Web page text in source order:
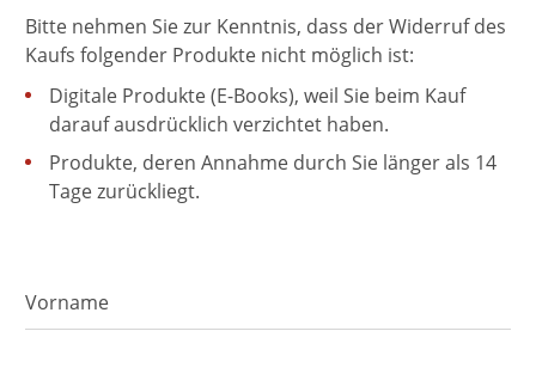
Bitte nehmen Sie zur Kenntnis, dass der Widerruf des
Kaufs folgender Produkte nicht möglich ist:
Digitale Produkte (E-Books), weil Sie beim Kauf
darauf ausdrücklich verzichtet haben.
Produkte, deren Annahme durch Sie länger als 14
Tage zurückliegt.
Vorname